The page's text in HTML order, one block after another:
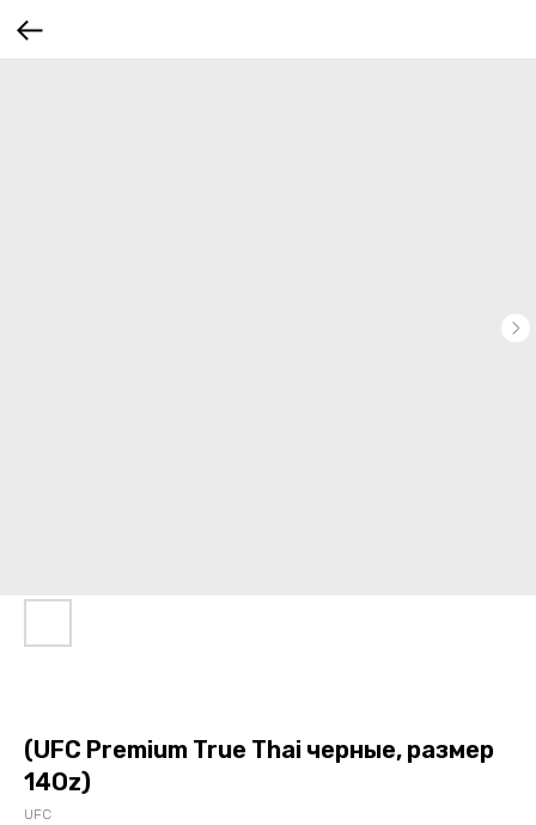
(UFC Premium True Thai черные, размер
14Oz)
UFC